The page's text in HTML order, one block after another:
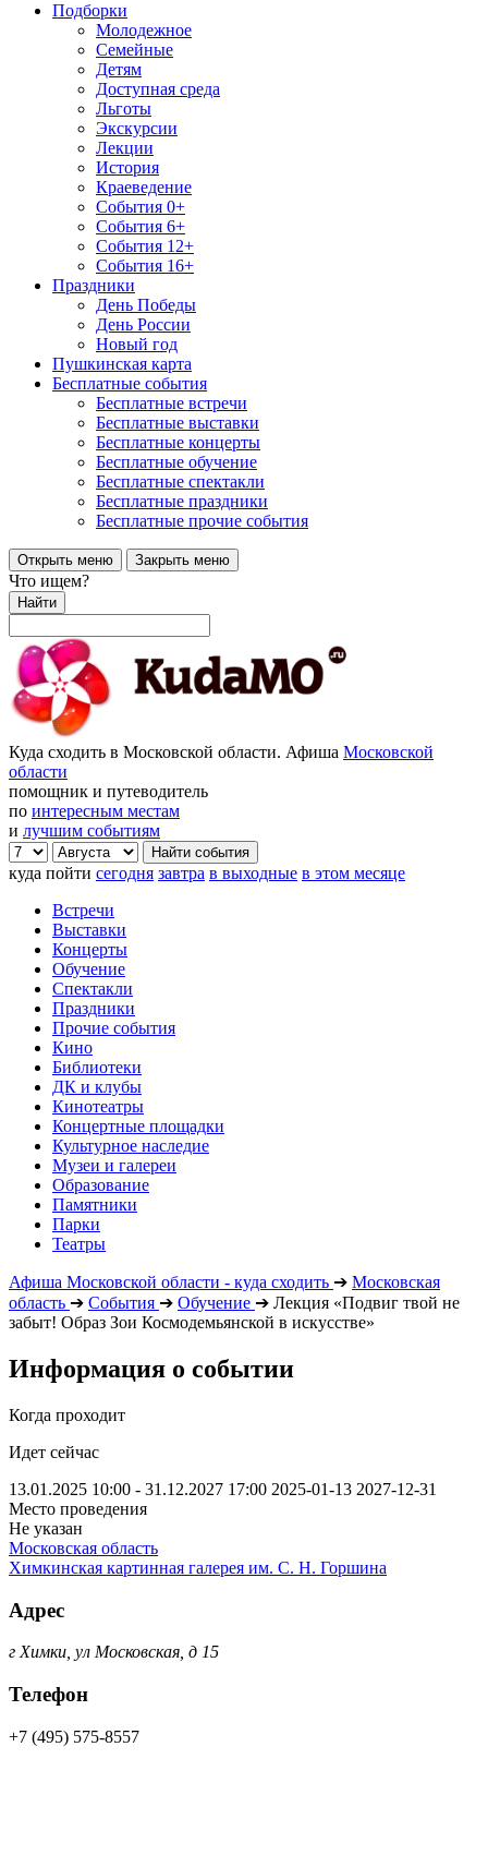
Подборки
Молодежное
Семейные
Детям
Доступная среда
Льготы
Экскурсии
Лекции
История
Краеведение
События 0+
События 6+
События 12+
События 16+
Праздники
День Победы
День России
Новый год
Пушкинская карта
Бесплатные события
Бесплатные встречи
Бесплатные выставки
Бесплатные концерты
Бесплатные обучение
Бесплатные спектакли
Бесплатные праздники
Бесплатные прочие события
Открыть меню Закрыть меню
Что ищем?
Найти
Куда сходить в Московской области. Афиша Московской
области
помощник и путеводитель
по интересным местам
и лучшим событиям
куда пойти сегодня завтра в выходные в этом месяце
Встречи
Выставки
Концерты
Обучение
Спектакли
Праздники
Прочие события
Кино
Библиотеки
ДК и клубы
Кинотеатры
Концертные площадки
Культурное наследие
Музеи и галереи
Образование
Памятники
Парки
Театры
Афиша Московской области - куда сходить ➔ Московская
область ➔ События ➔ Обучение ➔ Лекция «Подвиг твой не
забыт! Образ Зои Космодемьянской в искусстве»
Информация о событии
Когда проходит
Идет сейчас
13.01.2025 10:00 - 31.12.2027 17:00 2025-01-13 2027-12-31
Место проведения
Не указан
Московская область
Химкинская картинная галерея им. С. Н. Горшина
Адрес
г Химки, ул Московская, д 15
Телефон
+7 (495) 575-8557